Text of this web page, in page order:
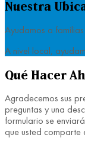
Nuestra
Ayudamos a
A nivel local,
Qué Hacer
Agradecemos sus
preguntas y una
formulario se
que usted comparte